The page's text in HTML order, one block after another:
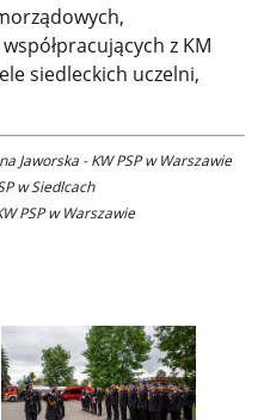
z KM
siedleckich uczelni,
Jaworska - KW PSP w Warszawie
w Siedlcach
PSP w Warszawie